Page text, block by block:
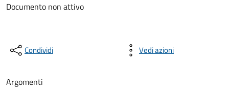
Documento non attivo
Condividi Vedi azioni
Argomenti